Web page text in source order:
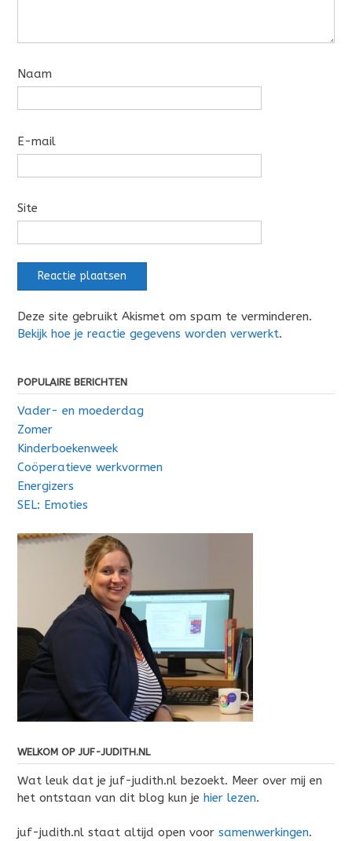
Naam
E-mail
Site
Deze site gebruikt Akismet om spam te verminderen.
Bekijk hoe je reactie gegevens worden verwerkt.
POPULAIRE BERICHTEN
Vader- en moederdag
Zomer
Kinderboekenweek
Coöperatieve werkvormen
Energizers
SEL: Emoties
WELKOM OP JUF-JUDITH.NL
Wat leuk dat je juf-judith.nl bezoekt. Meer over mij en
het ontstaan van dit blog kun je hier lezen.
juf-judith.nl staat altijd open voor samenwerkingen.